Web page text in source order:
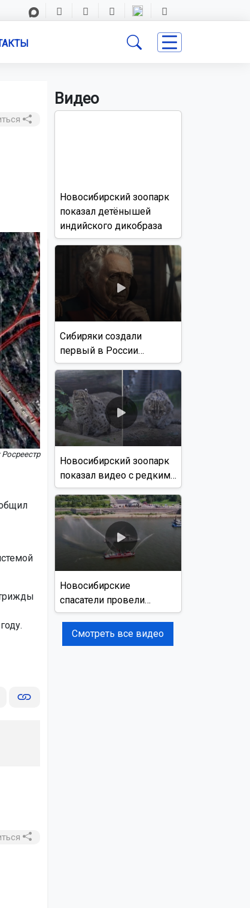
Видео
Новосибирский зоопарк
показал детёнышей
индийского дикобраза
Сибиряки создали
первый в России
документальный фильм
с использованием ИИ
Новосибирский зоопарк
показал видео с редким
виверровым котом
Новосибирские
спасатели провели
учения на реке Обь
Смотреть все видео